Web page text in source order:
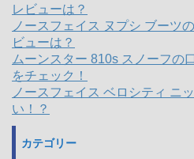
レビューは？
ノースフェイス ヌプシ ブーツ
ビューは？
ムーンスター 810s スノーフの
をチェック！
ノースフェイス ベロシティ ニ
い！？
カテゴリー